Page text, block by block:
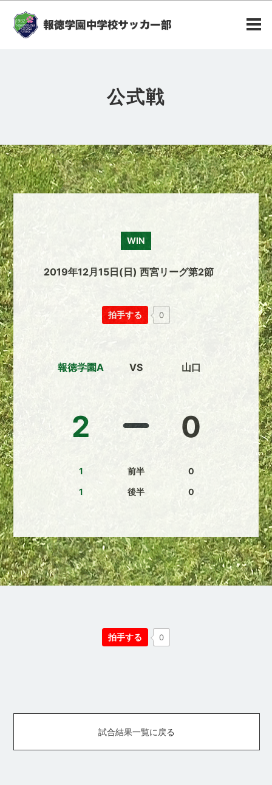
公式戦
WIN
2019年12月15日(日) 西宮リーグ第2節
拍手する 0
報徳学園A
2
1
1
VS
前半
後半
山口
0
0
0
拍手する 0
試合結果一覧に戻る